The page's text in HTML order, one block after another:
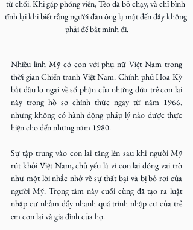
từ chối. Khi gặp phóng viên, Tèo đã bỏ chạy, và chỉ bình
tĩnh lại khi biết rằng người đàn ông lạ mặt đến đây không
phải để bắt mình đi.
Nhiều lính Mỹ có con với phụ nữ Việt Nam trong
thời gian Chiến tranh Việt Nam. Chính phủ Hoa Kỳ
bắt đầu lo ngại về số phận của những đứa trẻ con lai
này trong hồ sơ chính thức ngay từ năm 1966,
nhưng không có hành động pháp lý nào được thực
hiện cho đến những năm 1980.
Sự tập trung vào con lai tăng lên sau khi người Mỹ
rút khỏi Việt Nam, chủ yếu là vì con lai đóng vai trò
như một lời nhắc nhở về sự thất bại và bị bỏ rơi của
người Mỹ. Trọng tâm này cuối cùng đã tạo ra luật
nhập cư nhằm đẩy nhanh quá trình nhập cư của trẻ
em con lai và gia đình của họ.